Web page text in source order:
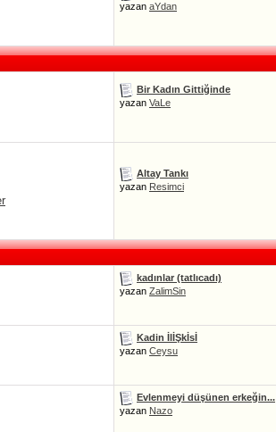
yazan aYdan
Bir Kadın Gittiğinde
yazan VaLe
Altay Tankı
yazan Resimci
kadınlar (tatlıcadı)
yazan ZalimSin
Kadin İlİŞkİsİ
yazan Ceysu
Evlenmeyi düşünen erkeğin...
yazan Nazo